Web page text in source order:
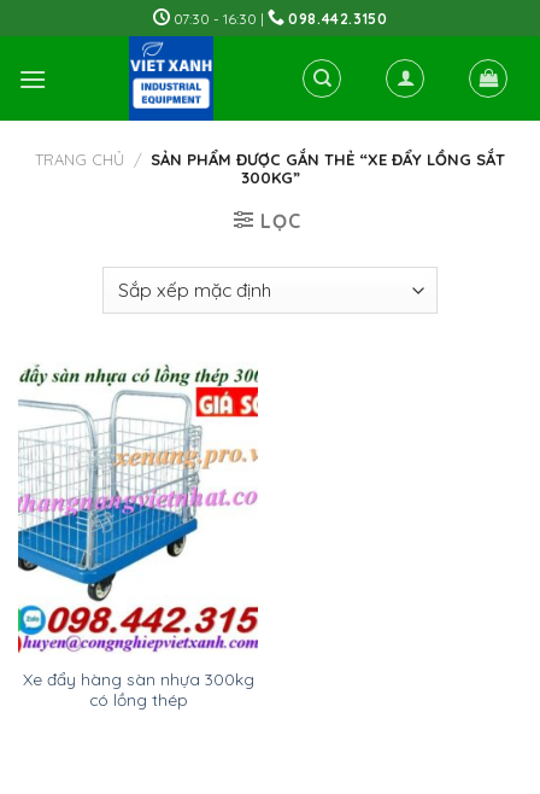
to
content
07:30 - 16:30 | 098.442.3150
TRANG CHỦ / SẢN PHẨM ĐƯỢC GẮN THẺ “XE ĐẨY LỒNG SẮT
300KG”
LỌC
Xe đẩy hàng sàn nhựa 300kg
có lồng thép